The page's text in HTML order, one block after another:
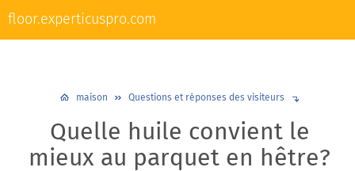
floor.experticuspro.com
L'appareil et la réparation des sols
Plancher chaud Plinthes Design et décoration
maison Questions et réponses des visiteurs
Quelle huile convient le
mieux au parquet en hêtre?